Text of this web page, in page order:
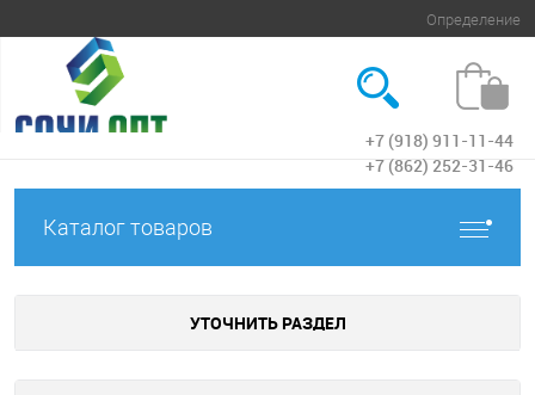
Определение
+7 (918) 911-11-44
+7 (862) 252-31-46
Каталог товаров
УТОЧНИТЬ РАЗДЕЛ